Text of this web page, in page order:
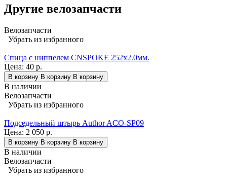
Другие велозапчасти
Велозапчасти
Убрать из избранного
Спица с ниппелем CNSPOKE 252х2.0мм.
Цена: 40 р.
В корзину В корзину В корзину
В наличии
Велозапчасти
Убрать из избранного
Подседельный штырь Author ACO-SP09
Цена: 2 050 р.
В корзину В корзину В корзину
В наличии
Велозапчасти
Убрать из избранного